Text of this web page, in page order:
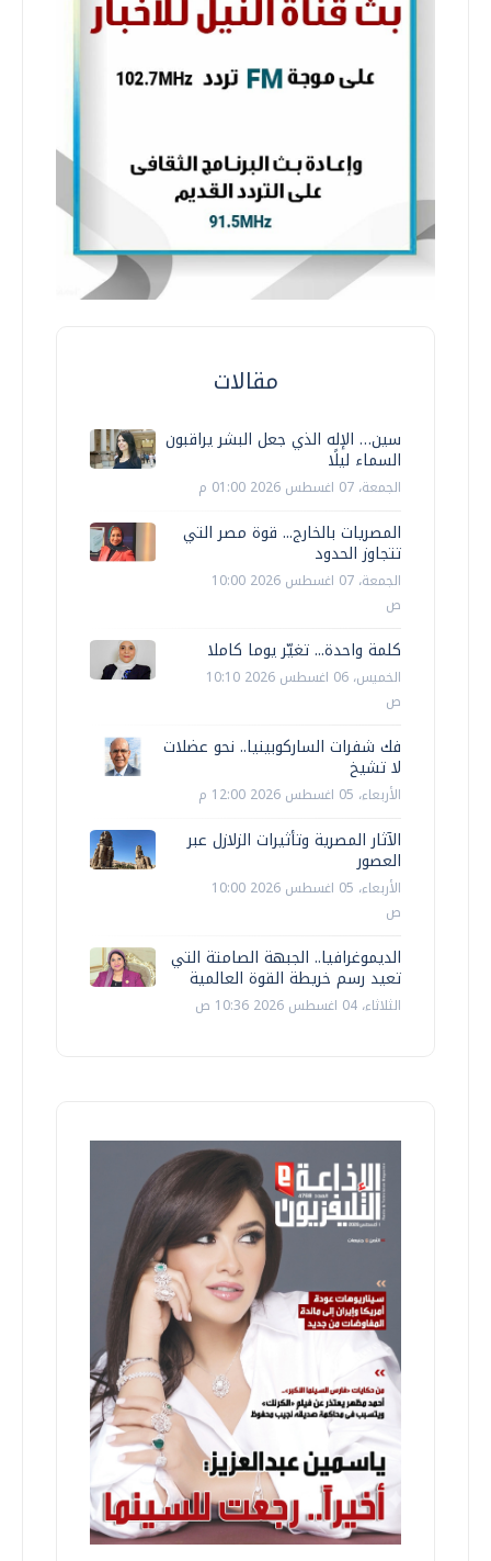
مقالات
سين… الإله الذي جعل البشر يراقبون
السماء ليلًا
الجمعة، 07 اغسطس 2026 01:00 م
المصريات بالخارج... قوة مصر التي
تتجاوز الحدود
الجمعة، 07 اغسطس 2026 10:00
ص
كلمة واحدة... تغيّر يوما كاملا
الخميس، 06 اغسطس 2026 10:10
ص
فك شفرات الساركوبينيا.. نحو عضلات
لا تشيخ
الأربعاء، 05 اغسطس 2026 12:00 م
الآثار المصرية وتأثيرات الزلازل عبر
العصور
الأربعاء، 05 اغسطس 2026 10:00
ص
الديموغرافيا.. الجبهة الصامتة التي
تعيد رسم خريطة القوة العالمية
الثلاثاء، 04 اغسطس 2026 10:36 ص